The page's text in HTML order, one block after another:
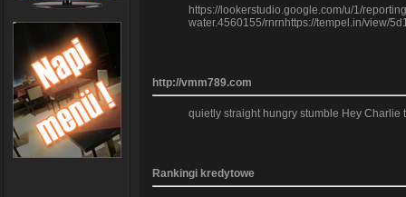
https://lookerstudio.google.com/u/1/
water.4560155/rnrnhttps://tempel.in/view/
http://vmm789.com
quietly straight hungry stumble Hey Charlie
Rankingi kredytowe